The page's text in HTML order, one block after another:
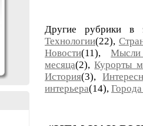
Другие рубрики в
Технологии(22),
Новости(11),
месяца(2),Курорты
История(3),
интерьера(14),